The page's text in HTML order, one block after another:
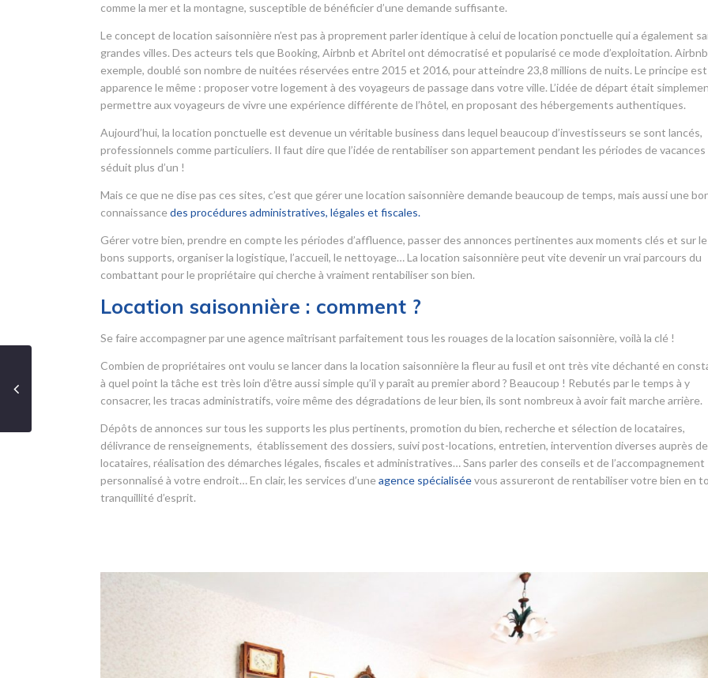
comme la mer et la montagne, susceptible de bénéficier d’une demande suffisante.
Le concept de location saisonnière n’est pas à proprement parler identique à celui de location ponctuelle qui a également
grandes villes. Des acteurs tels que Booking, Airbnb et Abritel ont démocratisé et popularisé ce mode d’exploitation. Airbnb
exemple, doublé son nombre de nuitées réservées entre 2015 et 2016, pour atteindre 23,8 millions de nuits. Le principe
apparence le même : proposer votre logement à des voyageurs de passage dans votre ville. L’idée de départ était
permettre aux voyageurs de vivre une expérience différente de l’hôtel, en proposant des hébergements authentiques.
Aujourd’hui, la location ponctuelle est devenue un véritable business dans lequel beaucoup d’investisseurs se sont lancés,
professionnels comme particuliers. Il faut dire que l’idée de rentabiliser son appartement pendant les périodes de vacances
séduit plus d’un !
Mais ce que ne dise pas ces sites, c’est que gérer une location saisonnière demande beaucoup de temps, mais aussi une
connaissance des procédures administratives, légales et fiscales.
Gérer votre bien, prendre en compte les périodes d’affluence, passer des annonces pertinentes aux moments clés et sur
bons supports, organiser la logistique, l’accueil, le nettoyage… La location saisonnière peut vite devenir un vrai parcours du
combattant pour le propriétaire qui cherche à vraiment rentabiliser son bien.
Location saisonnière : comment ?
Se faire accompagner par une agence maîtrisant parfaitement tous les rouages de la location saisonnière, voilà la clé !
Combien de propriétaires ont voulu se lancer dans la location saisonnière la fleur au fusil et ont très vite déchanté en
à quel point la tâche est très loin d’être aussi simple qu’il y paraît au premier abord ? Beaucoup ! Rebutés par le temps à y
consacrer, les tracas administratifs, voire même des dégradations de leur bien, ils sont nombreux à avoir fait marche arrière.
Dépôts de annonces sur tous les supports les plus pertinents, promotion du bien, recherche et sélection de locataires,
délivrance de renseignements, établissement des dossiers, suivi post-locations, entretien, intervention diverses auprès
locataires, réalisation des démarches légales, fiscales et administratives… Sans parler des conseils et de l’accompagnement
personnalisé à votre endroit… En clair, les services d’une agence spécialiséevous assureront de rentabiliser votre bien en
tranquillité d’esprit.